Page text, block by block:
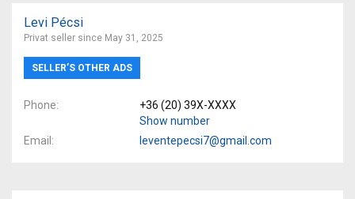
Levi Pécsi
Privat seller since May 31, 2025
SELLER’S OTHER ADS
Phone
+36 (20) 39X-XXXX
Show number
Email
leventepecsi7@gmail.com